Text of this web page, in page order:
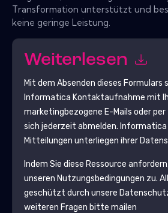
Transformation unterstützt und
keine geringe Leistung.
Weiterlesen
Mit dem Absenden dieses Formulars
Informatica Kontaktaufnahme mit
marketingbezogene E-Mails oder per
sich jederzeit abmelden. Informatica
Mitteilungen unterliegen ihrer
Indem Sie diese Ressource
unseren Nutzungsbedingungen zu.
geschützt durch unsere
weiteren Fragen bitte mailen